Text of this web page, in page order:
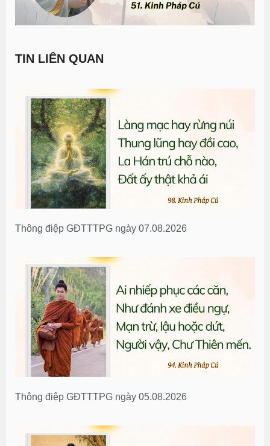
TIN LIÊN QUAN
Thông điệp GĐTTTPG ngày 07.08.2026
Thông điệp GĐTTTPG ngày 05.08.2026